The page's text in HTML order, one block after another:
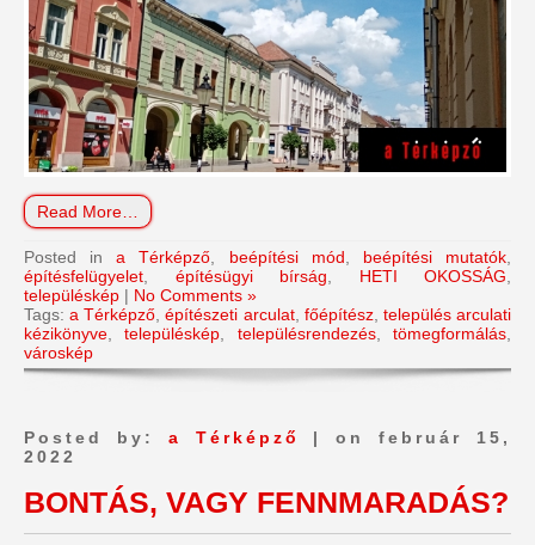
Read More…
Posted ina Térképző beépítési mód beépítési mutatók
építésfelügyelet
építésügyi bírság HETI OKOSSÁG
településkép | No Comments »
Tags:a Térképző ,építészeti arculat, főépítész, település arculati
kézikönyve ,településkép településrendezés,tömegformálás
városkép
Posted by: a Térképző
| on február 15,
2022
BONTÁS, VAGY FENNMARADÁS?